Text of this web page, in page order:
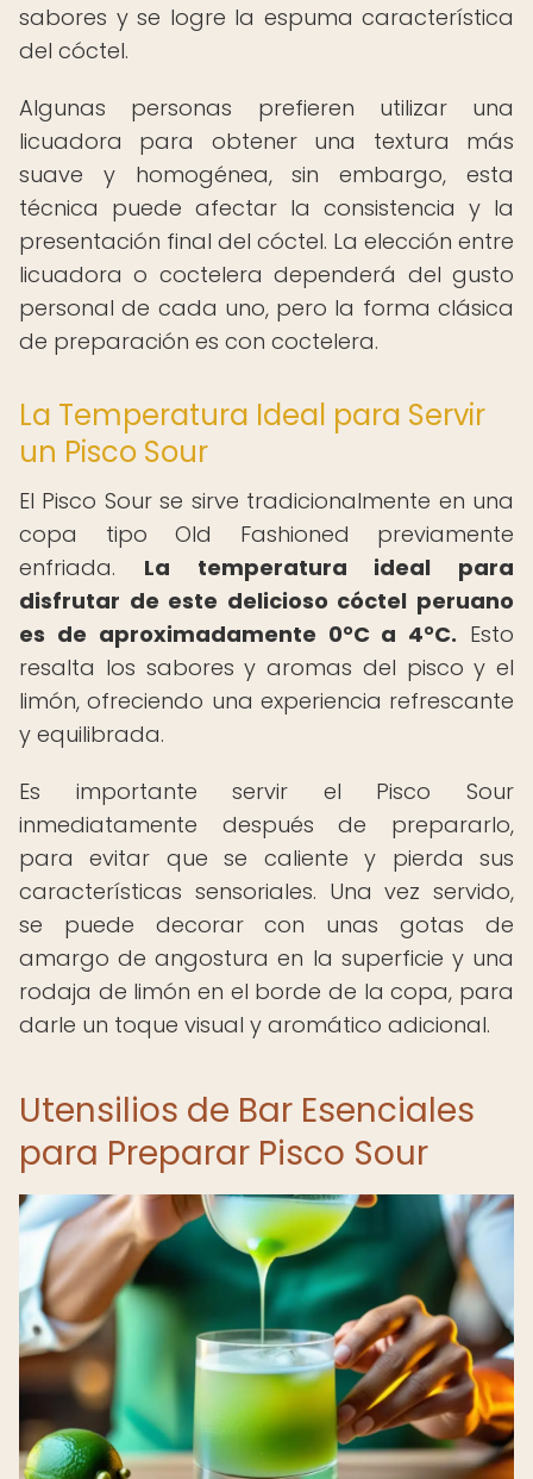
sabores y se logre la espuma característica
del cóctel.
Algunas personas prefieren utilizar una
licuadora para obtener una textura más
suave y homogénea, sin embargo, esta
técnica puede afectar la consistencia y la
presentación final del cóctel. La elección entre
licuadora o coctelera dependerá del gusto
personal de cada uno, pero la forma clásica
de preparación es con coctelera.
La Temperatura Ideal para Servir
un Pisco Sour
El Pisco Sour se sirve tradicionalmente en una
copa tipo Old Fashioned previamente
enfriada. La temperatura ideal para
disfrutar de este delicioso cóctel peruano
es de aproximadamente 0°C a 4°C. Esto
resalta los sabores y aromas del pisco y el
limón, ofreciendo una experiencia refrescante
y equilibrada.
Es importante servir el Pisco Sour
inmediatamente después de prepararlo,
para evitar que se caliente y pierda sus
características sensoriales. Una vez servido,
se puede decorar con unas gotas de
amargo de angostura en la superficie y una
rodaja de limón en el borde de la copa, para
darle un toque visual y aromático adicional.
Utensilios de Bar Esenciales
para Preparar Pisco Sour